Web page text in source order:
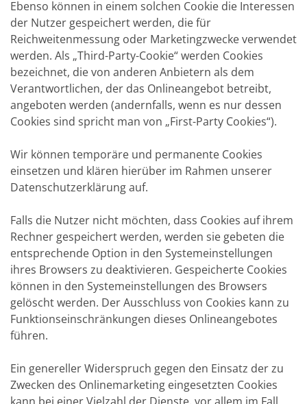
Ebenso können in einem solchen Cookie die Interessen
der Nutzer gespeichert werden, die für
Reichweitenmessung oder Marketingzwecke verwendet
werden. Als „Third-Party-Cookie“ werden Cookies
bezeichnet, die von anderen Anbietern als dem
Verantwortlichen, der das Onlineangebot betreibt,
angeboten werden (andernfalls, wenn es nur dessen
Cookies sind spricht man von „First-Party Cookies“).
Wir können temporäre und permanente Cookies
einsetzen und klären hierüber im Rahmen unserer
Datenschutzerklärung auf.
Falls die Nutzer nicht möchten, dass Cookies auf ihrem
Rechner gespeichert werden, werden sie gebeten die
entsprechende Option in den Systemeinstellungen
ihres Browsers zu deaktivieren. Gespeicherte Cookies
können in den Systemeinstellungen des Browsers
gelöscht werden. Der Ausschluss von Cookies kann zu
Funktionseinschränkungen dieses Onlineangebotes
führen.
Ein genereller Widerspruch gegen den Einsatz der zu
Zwecken des Onlinemarketing eingesetzten Cookies